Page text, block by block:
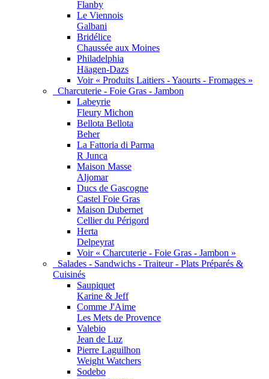
Flanby
Le Viennois
Galbani
Bridélice
Chaussée aux Moines
Philadelphia
Häagen-Dazs
Voir « Produits Laitiers - Yaourts - Fromages »
Charcuterie - Foie Gras - Jambon
Labeyrie
Fleury Michon
Bellota Bellota
Beher
La Fattoria di Parma
R Junca
Maison Masse
Aljomar
Ducs de Gascogne
Castel Foie Gras
Maison Dubernet
Cellier du Périgord
Herta
Delpeyrat
Voir « Charcuterie - Foie Gras - Jambon »
Salades - Sandwichs - Traiteur - Plats Préparés &
Cuisinés
Saupiquet
Karine & Jeff
Comme J'Aime
Les Mets de Provence
Valebio
Jean de Luz
Pierre Laguilhon
Weight Watchers
Sodebo